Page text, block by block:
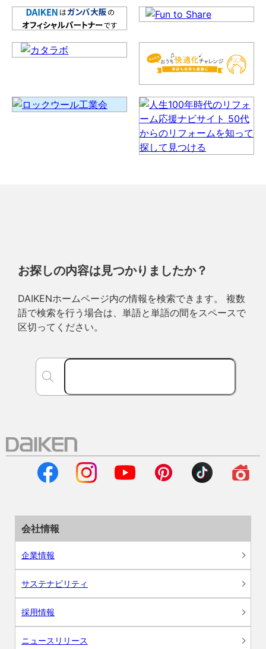
お探しの内容は見つかりましたか？
DAIKENホームページ内の情報を検索できます。 複数
語で検索を行う場合は、単語と単語の間をスペースで
区切ってください。
会社情報
企業情報
サステナビリティ
採用情報
ニュースリリース